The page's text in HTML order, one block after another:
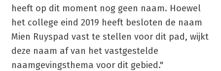
heeft op dit moment nog geen naam. Hoewel
het college eind 2019 heeft besloten de naam
Mien Ruyspad vast te stellen voor dit pad, wijkt
deze naam af van het vastgestelde
naamgevingsthema voor dit gebied."